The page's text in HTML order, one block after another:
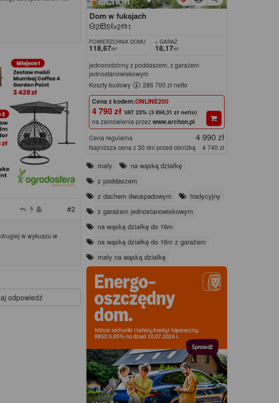
#2
w wykuszu w
odpowiedź
Dom w fuksjach
2 5 2 1
POWIERZCHNIA DOMU
118,67m²
+ GARAŻ
18,17m²
jednorodzinny z poddaszem, z garażem
jednostanowiskowym
Koszty budowy
: 286 700 zł netto
Cena z kodem:ONLINE200
4 790 zł (3 894,31 zł netto)
na zamówienia przezwww.archon.pl
Cena regularna 4 990 zł
Najniższa cena z 30 dni przed obniżką 4 740 zł
mały
na wąską działkę
z poddaszem
z dachem dwuspadowym
tradycyjny
z garażem jednostanowiskowym
na wąską działkę do 16m
na wąską działkę do 16m z garażem
mały na wąską działkę